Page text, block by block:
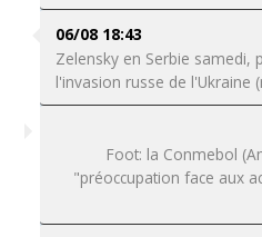
06/08 18:43
Zelensky en Serbie samedi,
l'invasion russe de l'Ukraine
Foot: la Conmebol
"préoccupation face aux